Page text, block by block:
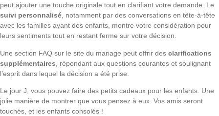
peut ajouter une touche originale tout en clarifiant votre demande. Le
suivi personnalisé, notamment par des conversations en tête-à-tête
avec les familles ayant des enfants, montre votre considération pour
leurs sentiments tout en restant ferme sur votre décision.
Une section FAQ sur le site du mariage peut offrir des clarifications
supplémentaires , répondant aux questions courantes et soulignant
l’esprit dans lequel la décision a été prise.
Le jour J, vous pouvez faire des petits cadeaux pour les enfants. Une
jolie manière de montrer que vous pensez à eux. Vos amis seront
touchés, et les enfants consolés !